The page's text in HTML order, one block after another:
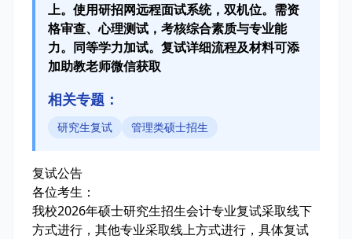
上。使用研招网远程面试系统，双机位。需资
格审查、心理测试，考核综合素质与专业能
力。同等学力加试。复试详细流程及材料可添
加助教老师微信获取
相关专题：
研究生复试 管理类硕士招生
复试公告
各位考生：
我校2026年硕士研究生招生会计专业复试采取线下
方式进行，其他专业采取线上方式进行，具体复试